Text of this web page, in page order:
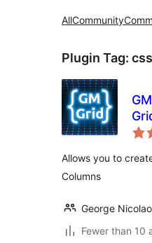
AllCommunity
Plugin Tag:
Allows you to
Columns
George
Fewer than 10